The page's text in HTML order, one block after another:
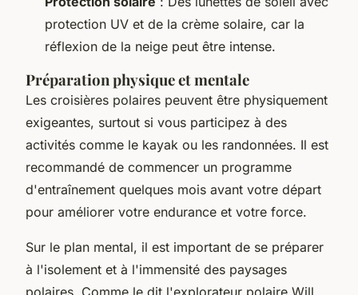
protection UV et de la crème solaire, car la
réflexion de la neige peut être intense.
Préparation physique et mentale
Les croisières polaires peuvent être physiquement
exigeantes, surtout si vous participez à des
activités comme le kayak ou les randonnées. Il est
recommandé de commencer un programme
d'entraînement quelques mois avant votre départ
pour améliorer votre endurance et votre force.
Sur le plan mental, il est important de se préparer
à l'isolement et à l'immensité des paysages